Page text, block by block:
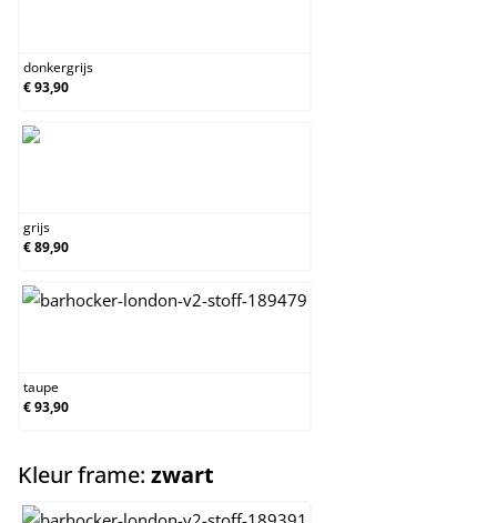
donkergrijs
€ 93,90
grijs
€ 89,90
taupe
€ 93,90
Kleur frame: zwart